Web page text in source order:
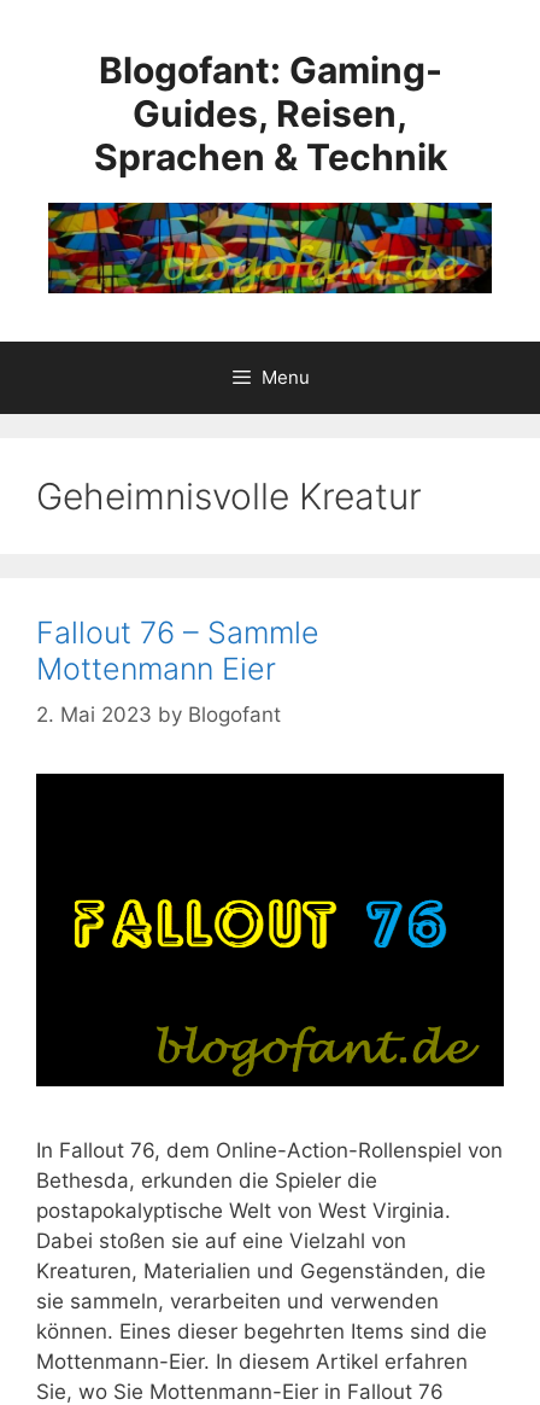
Blogofant: Gaming-
Guides, Reisen,
Sprachen & Technik
Menu
Geheimnisvolle Kreatur
Fallout 76 – Sammle
Mottenmann Eier
2. Mai 2023 by Blogofant
In Fallout 76, dem Online-Action-Rollenspiel von
Bethesda, erkunden die Spieler die
postapokalyptische Welt von West Virginia.
Dabei stoßen sie auf eine Vielzahl von
Kreaturen, Materialien und Gegenständen, die
sie sammeln, verarbeiten und verwenden
können. Eines dieser begehrten Items sind die
Mottenmann-Eier. In diesem Artikel erfahren
Sie, wo Sie Mottenmann-Eier in Fallout 76